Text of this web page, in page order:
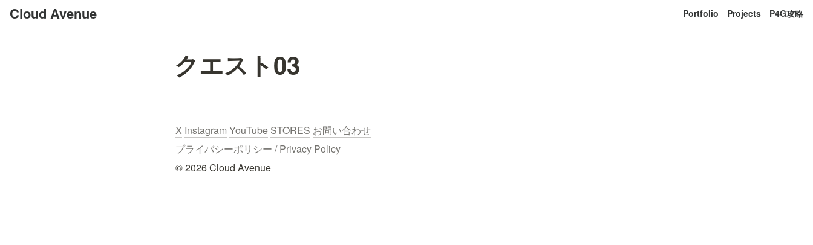
Cloud Avenue Portfolio Projects P4G攻略
クエスト03
X Instagram YouTube STORES お問い合わせ
プライバシーポリシー / Privacy Policy
© 2026 Cloud Avenue